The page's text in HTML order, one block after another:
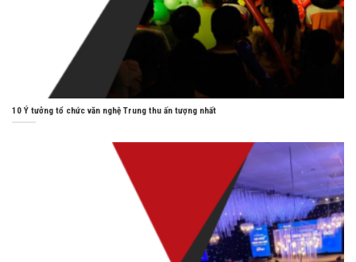
10 Ý tưởng tổ chức văn nghệ Trung thu ấn tượng nhất